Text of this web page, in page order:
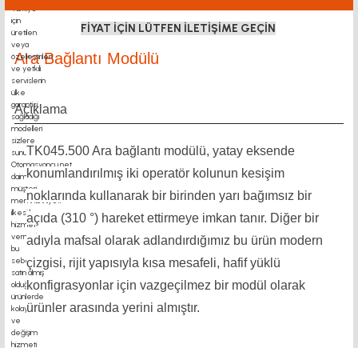
FİYAT İÇİN LÜTFEN İLETİŞİME GEÇİN
Ara Bağlantı Modülü
Açıklama
TK045.500 Ara bağlantı modülü, yatay eksende
konumlandırılmış iki operatör kolunun kesişim
noklarında kullanarak bir birinden yarı bağımsız bir
açıda (310 °) hareket ettirmeye imkan tanır. Diğer bir
adıyla mafsal olarak adlandırdığımız bu ürün modern
çizgisi, rijit yapısıyla kısa mesafeli, hafif yüklü
konfigrasyonlar için vazgeçilmez bir modül olarak
ürünler arasında yerini almıştır.